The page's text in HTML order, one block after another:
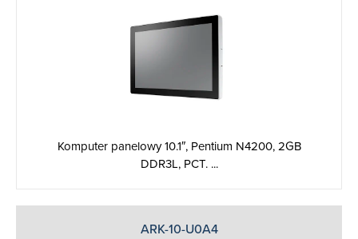
Komputer panelowy 10.1″, Pentium N4200, 2GB
DDR3L, PCT. ...
ARK-10-U0A4